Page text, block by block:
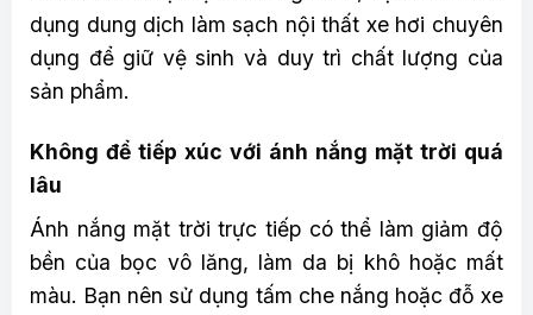
dụng dung dịch làm sạch nội thất xe hơi chuyên
dụng để giữ vệ sinh và duy trì chất lượng của
sản phẩm.
Không để tiếp xúc với ánh nắng mặt trời quá
lâu
Ánh nắng mặt trời trực tiếp có thể làm giảm độ
bền của bọc vô lăng, làm da bị khô hoặc mất
màu. Bạn nên sử dụng tấm che nắng hoặc đỗ xe